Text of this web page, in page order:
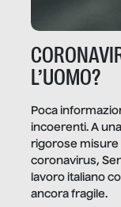
L’UOMO?
Poca
incoerenti. A
rigorose misure
coronavirus,
lavoro italiano
ancora fragile.